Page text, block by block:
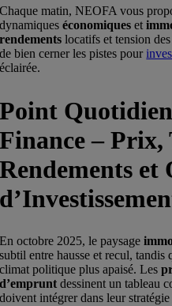
Chaque matin, NEOFA vous
dynamiqueséconomiques et
rendements locatifs et tension
de bien cerner les pistes pour
éclairée.
Point
Finance – Prix,
Rendements
En octobre 2025, le paysage
subtil entre hausse et recul, tandis
climat politique plus apaisé. Les
d’emprunt dessinent un tableau
doivent intégrer dans leur